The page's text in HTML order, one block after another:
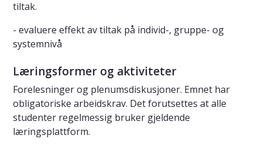
tiltak.
- evaluere effekt av tiltak på individ-, gruppe- og
systemnivå
Læringsformer og aktiviteter
Forelesninger og plenumsdiskusjoner. Emnet har
obligatoriske arbeidskrav. Det forutsettes at alle
studenter regelmessig bruker gjeldende
læringsplattform.